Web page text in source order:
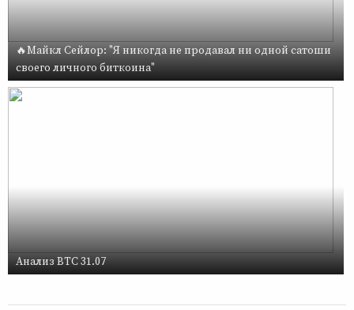
🔥Майкл Сейлор: "Я никогда не продавал ни одной сатоши
своего личного биткоина"
Анализ BTC 31.07